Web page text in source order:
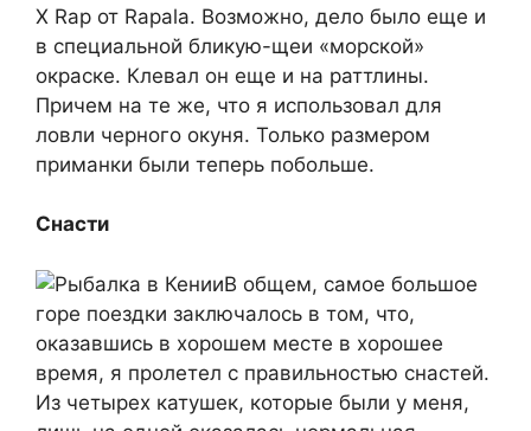
X Rap от Rapala. Возможно, дело было еще и
в специальной бликую-щеи «морской»
окраске. Клевал он еще и на раттлины.
Причем на те же, что я использовал для
ловли черного окуня. Только размером
приманки были теперь побольше.
Снасти
В общем, самое большое
горе поездки заключалось в том, что,
оказавшись в хорошем месте в хорошее
время, я пролетел с правильностью снастей.
Из четырех катушек, которые были у меня,